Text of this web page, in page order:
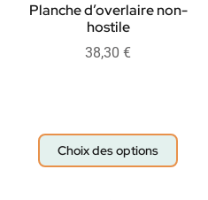
Planche d’overlaire non-
hostile
38,30 €
Choix des options